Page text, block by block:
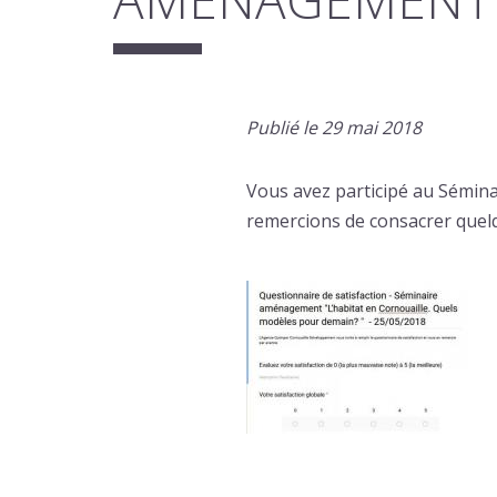
Publié le 29 mai 2018
Vous avez participé au
remercions de consacrer